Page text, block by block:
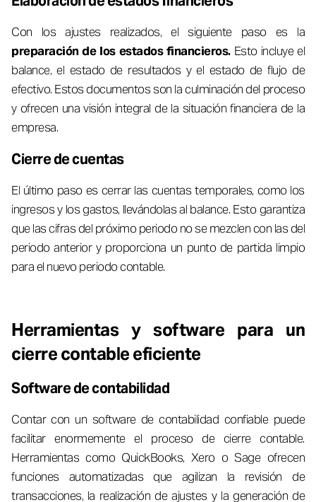
Con los ajustes realizados, el siguiente paso es la
preparación de los estados financieros.Esto incluye el
balance, el estado de resultados y el estado de flujo de
efectivo. Estos documentos son la culminación del proceso
y ofrecen una visión integral de la situación financiera de la
empresa.
Cierre de cuentas
El último paso es cerrar las cuentas temporales, como los
ingresos y los gastos, llevándolas al balance. Esto garantiza
que las cifras del próximo periodo no se mezclen con las del
periodo anterior y proporciona un punto de partida limpio
para el nuevo periodo contable.
Herramientas y software para un
cierre contable eficiente
Software de contabilidad
Contar con un software de contabilidad confiable puede
facilitar enormemente el proceso de cierre contable.
Herramientas como QuickBooks, Xero o Sage ofrecen
funciones automatizadas que agilizan la revisión de
transacciones, la realización de ajustes y la generación de